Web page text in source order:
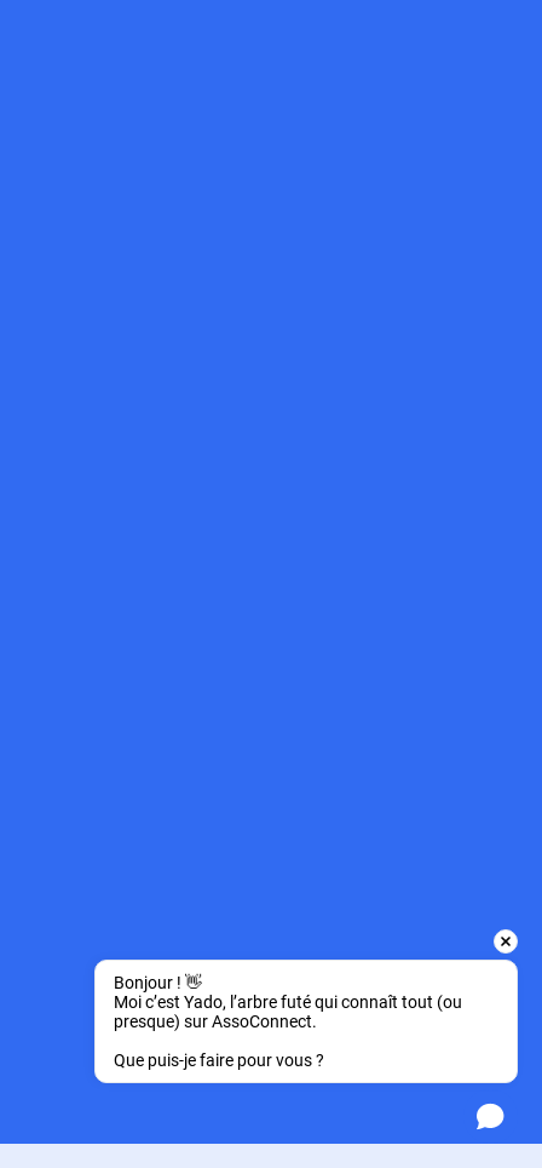
Bonjour ! 👋
Moi c’est Yado, l’arbre futé qui connaît tout (ou
presque) sur AssoConnect.
Que puis-je faire pour vous ?